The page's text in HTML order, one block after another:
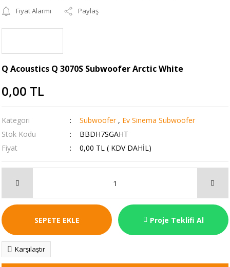
Fiyat Alarmı
Paylaş
Q Acoustics Q 3070S Subwoofer Arctic White
0,00 TL
Kategori Subwoofer , Ev Sinema Subwoofer
Stok Kodu
BBDH7SGAHT
Fiyat
0,00 TL ( KDV DAHİL)
SEPETE EKLE Proje Teklifi Al
Karşılaştır